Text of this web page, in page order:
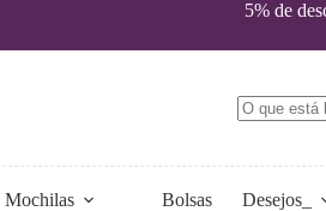
5% de
Mochilas Bolsas Desejos_